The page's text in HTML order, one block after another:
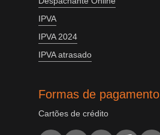
IPVA
IPVA 2024
IPVA atrasado
Formas de pagamento
Cartões de crédito